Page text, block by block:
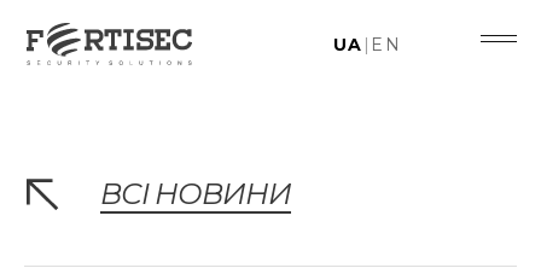
UA | EN
ВСІ НОВИНИ